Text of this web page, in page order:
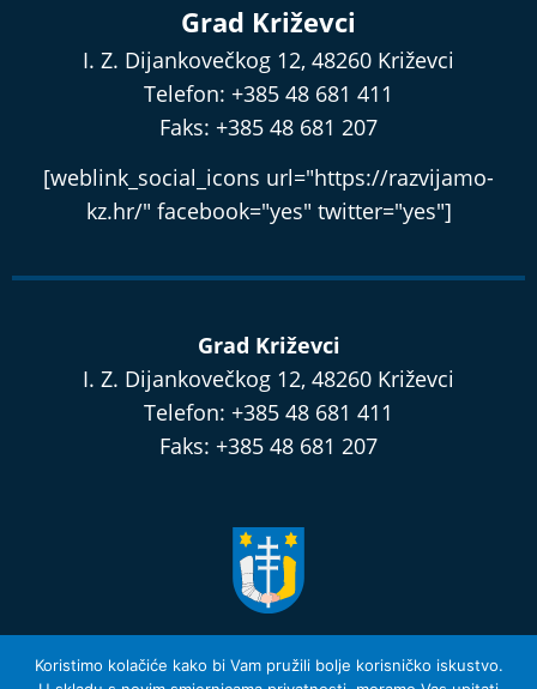
Grad Križevci
I. Z. Dijankovečkog 12, 48260 Križevci
Telefon: +385 48 681 411
Faks: +385 48 681 207
[weblink_social_icons url="https://razvijamo-
kz.hr/" facebook="yes" twitter="yes"]
Grad Križevci
I. Z. Dijankovečkog 12, 48260 Križevci
Telefon: +385 48 681 411
Faks: +385 48 681 207
razvijamo.krizevci.hr
Koristimo kolačiće kako bi Vam pružili bolje korisničko iskustvo.